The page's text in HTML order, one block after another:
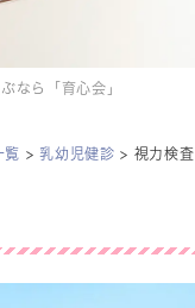
なら「育心会」
覧 >乳幼児健診 > 視力検査